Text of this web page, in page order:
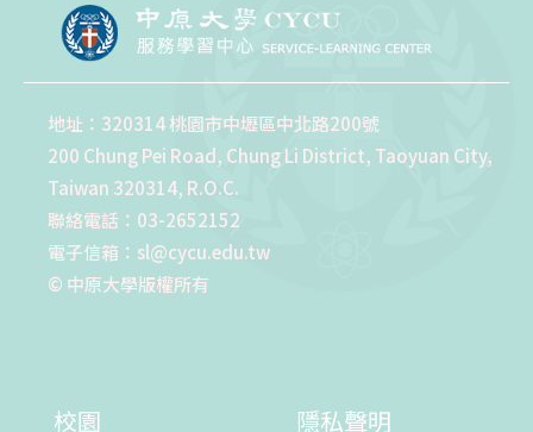
地址：320314 桃園市中壢區中北路200號
200 Chung Pei Road, Chung Li District, Taoyuan City,
Taiwan 320314, R.O.C.
聯絡電話：03-2652152
電子信箱：sl@cycu.edu.tw
© 中原大學版權所有
校園 隱私聲明